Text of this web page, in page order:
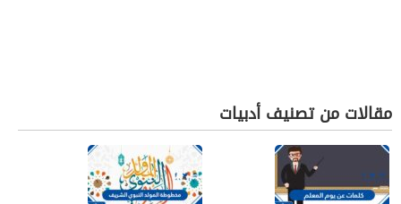
مقالات من تصنيف أدبيات